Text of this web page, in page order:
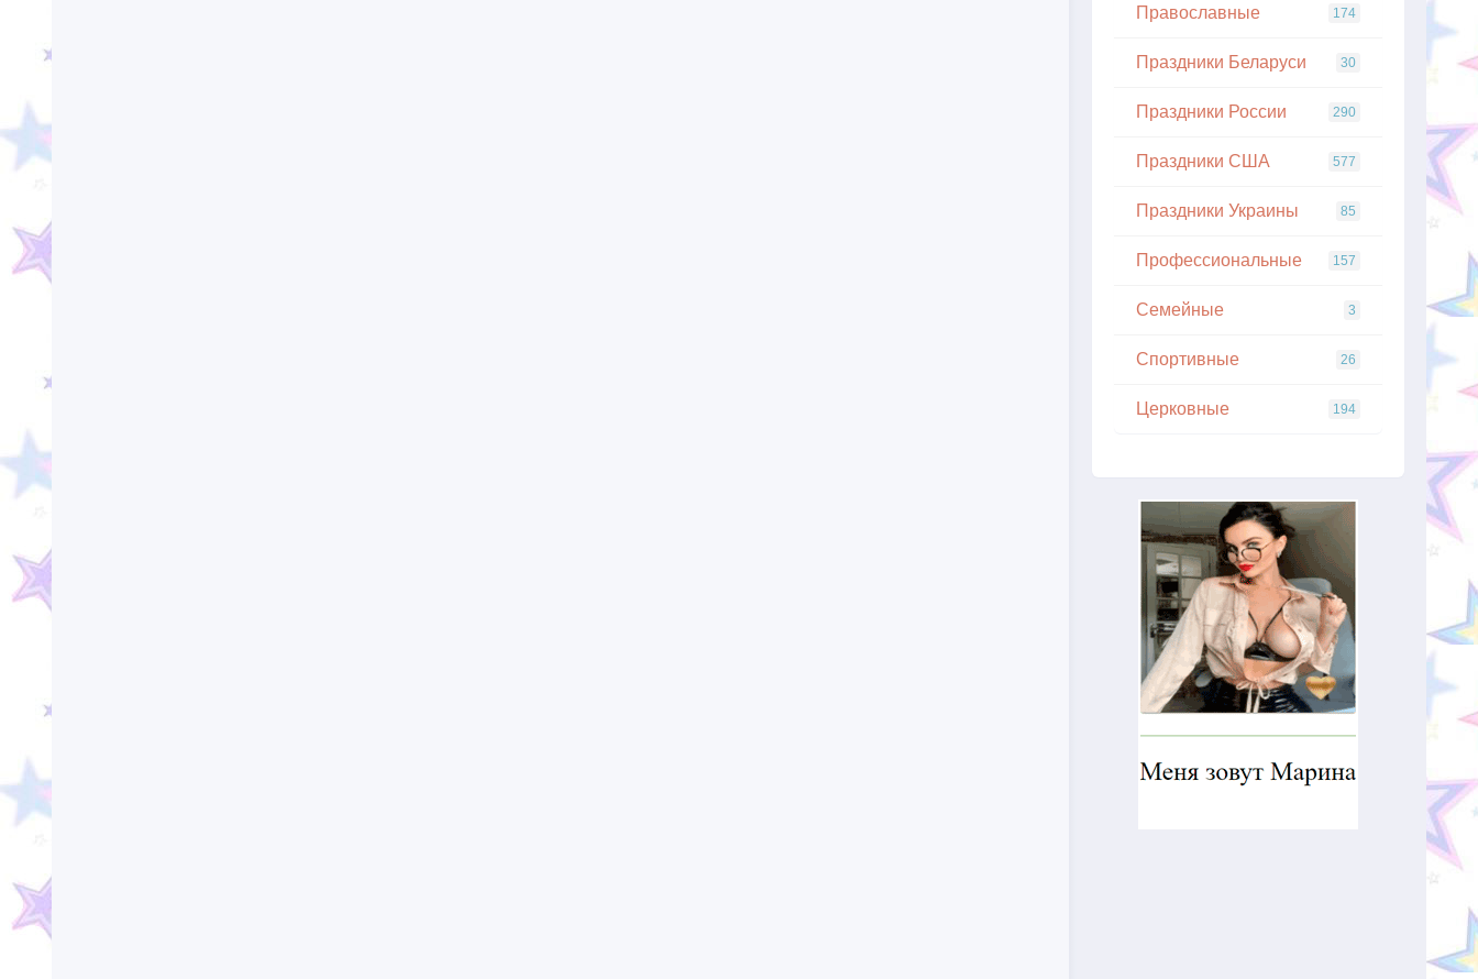
Православные 174
Праздники Беларуси 30
Праздники России 290
Праздники США 577
Праздники Украины 85
Профессиональные 157
Семейные 3
Спортивные 26
Церковные 194